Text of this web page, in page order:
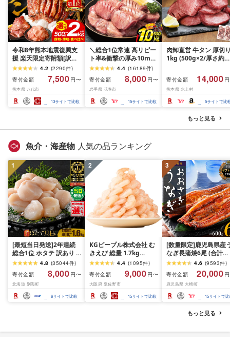
令和8年熊本地震復興支
援 楽天限定寄附額[訳あ
り]牛タン 500g〜2kg 肉
牛肉 訳あり 牛タン 冷凍
小分け 厚切り 薄切り 食
べ比べ 500g 1kg 1.5kg
2kg 牛 人気 ビーフ 牛た
ん ふるさと納税 ランキ
4.2 (2290件)
寄付金額
7,500 円〜
熊本県 八代市
13サイトで比較
＼総合1位常連 高リピー
ト率&衝撃の厚み10mm
厚切り牛タン 塩味/ ≪ス
ピード発送!!10営業日以
内発送≫ 選べる内容量
500g / 1kg 定期便 毎月
届く 牛肉 肉 BBQ ふるさ
と 人気 ランキング 岩手
4.4 (16189件)
寄付金額
8,000 円〜
岩手県 花巻市
15サイトで比較
肉卸直営 牛タン 厚切
1kg (500g×2/厚さ約
牛肉 焼肉 冷凍 スライ
業務用 バーベキュー
BBQ おつまみ ギフト
祝い お中元 夏ギフト
寄付金額 14,000
熊本県 水上村
5サイトで比
もっと見る
魚介・海産物 人気の品ランキング
1
[最短当日発送]2年連続
総合1位 ホタテ 訳あり (
ふるさと納税 ほたて ふ
るさと納税 訳あり 帆立
ふるさと わけあり ホタ
テ貝柱 貝 人気 不揃い 刺
身 規格外 魚介 ランキン
グ 海鮮 冷凍 発送時期が
4.8 (35044件)
寄付金額
8,000 円〜
北海道 別海町
6サイトで比較
2
KGピープル株式会社 む
きえび 総量 1.7kg
(850g×2P) 特大 5Lサイ
ズ バナメイエビ バラ凍
結 下処理不要 サイズ不
揃い 訳あり
4.4 (1095件)
寄付金額
9,000 円〜
大阪府 泉佐野市
15サイトで比較
3
[数量限定]鹿児島県産
なぎ長蒲焼6尾 (合計
600g以上)4.6 (9593件)
寄付金額
20,000
鹿児島県 大崎町
15サイトで
もっと見る